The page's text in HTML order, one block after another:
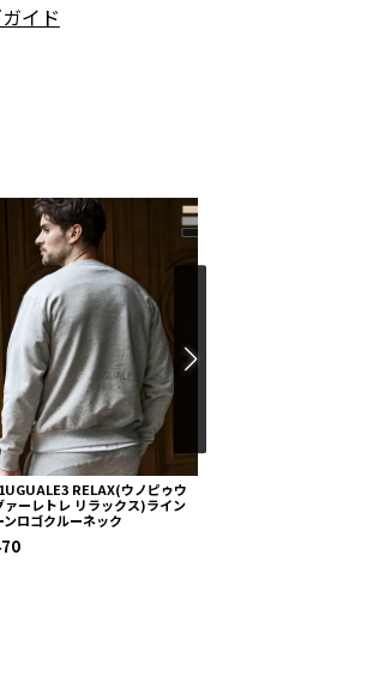
イド
RELAX(ウノピゥウ
ァーレトレ リラックス)ライン
ンロゴクルーネック